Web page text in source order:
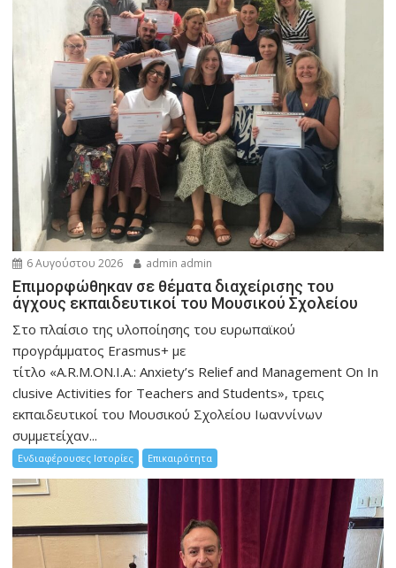
6 Αυγούστου 2026 admin admin
Eπιμορφώθηκαν σε θέματα διαχείρισης του
άγχους εκπαιδευτικοί του Μουσικού Σχολείου
Στο πλαίσιο της υλοποίησης του ευρωπαϊκού
προγράμματος Erasmus+ με
τίτλο «A.R.M.ON.I.A.: Anxiety’s Relief and Management On In
clusive Activities for Teachers and Students», τρεις
εκπαιδευτικοί του Μουσικού Σχολείου Ιωαννίνων
συμμετείχαν...
Ενδιαφέρουσες Ιστορίες Επικαιρότητα